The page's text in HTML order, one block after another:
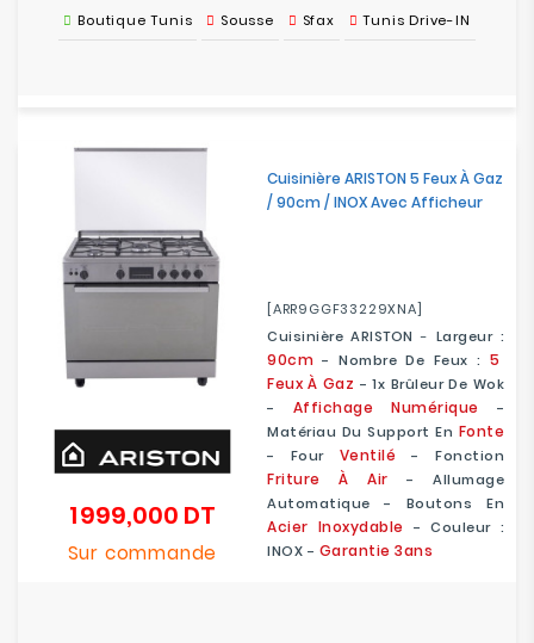
Boutique Tunis Sousse Sfax Tunis Drive-IN
Cuisinière ARISTON 5 Feux À Gaz
/ 90cm / INOX Avec Afficheur
[ARR9GGF33229XNA]
Cuisinière ARISTON - Largeur :
90cm - Nombre De Feux : 5
Feux À Gaz - 1x Brûleur De Wok
- Affichage Numérique -
Matériau Du Support En Fonte
- Four Ventilé - Fonction
Friture À Air - Allumage
Automatique - Boutons En
Acier Inoxydable - Couleur :
INOX - Garantie 3ans
1 999,000 DT
Sur commande